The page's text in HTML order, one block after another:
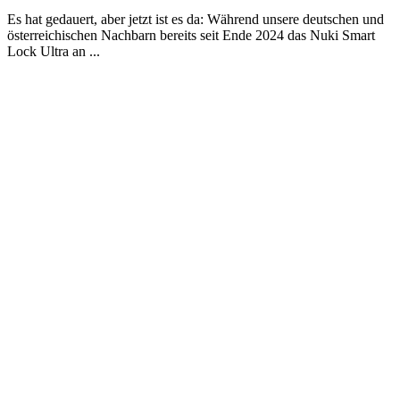
Es hat gedauert, aber jetzt ist es da: Während unsere deutschen und
österreichischen Nachbarn bereits seit Ende 2024 das Nuki Smart
Lock Ultra an ...